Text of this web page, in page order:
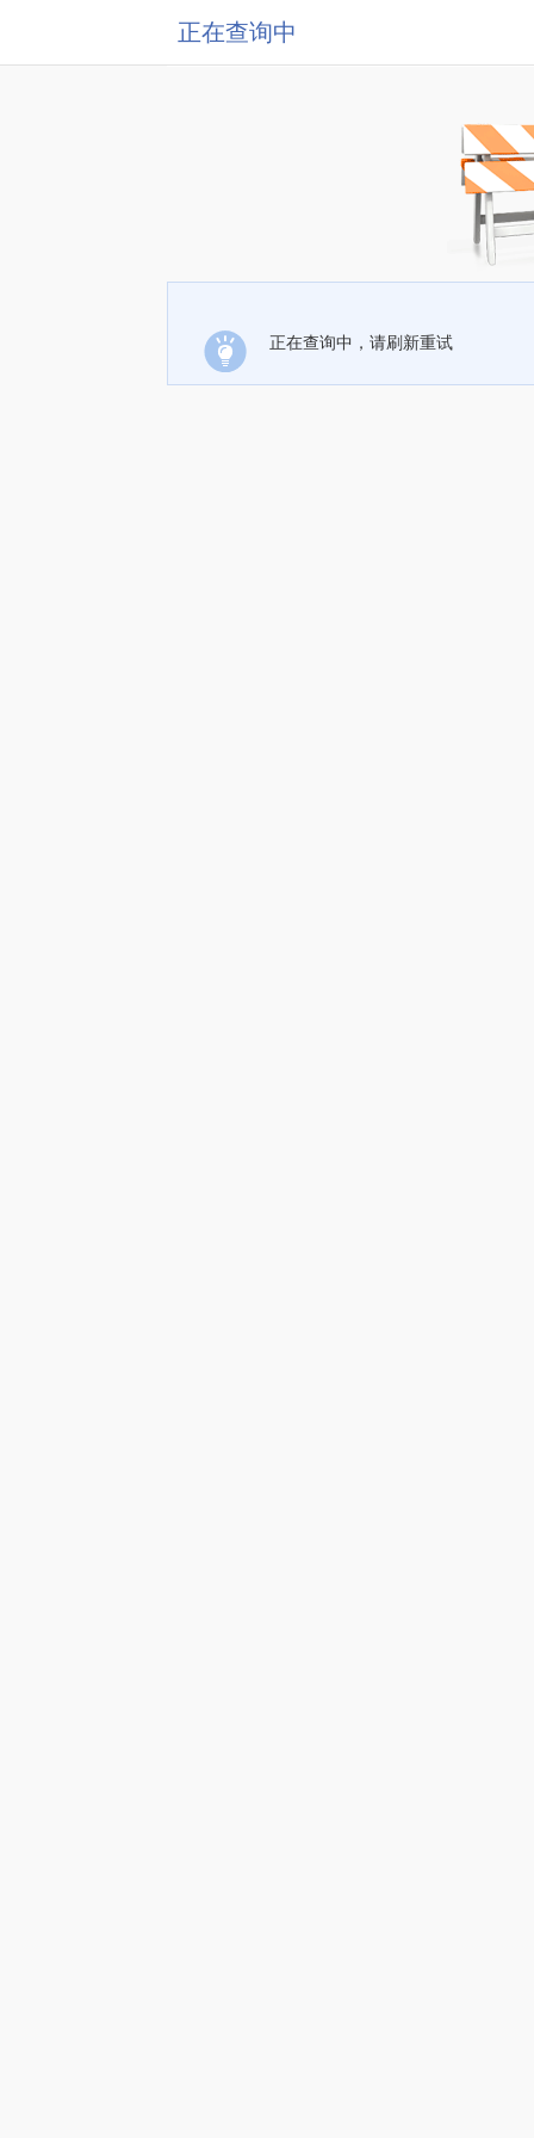
正在查询中
正在查询中，请刷新重试